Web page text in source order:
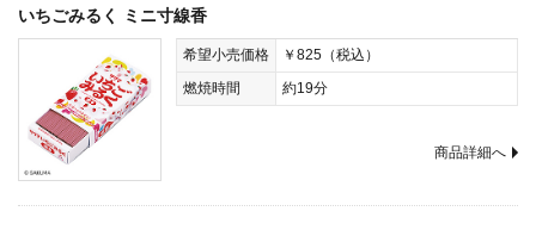
いちごみるく ミニ寸線香
希望小売価格
￥825（税込）
燃焼時間
約19分
商品詳細へ